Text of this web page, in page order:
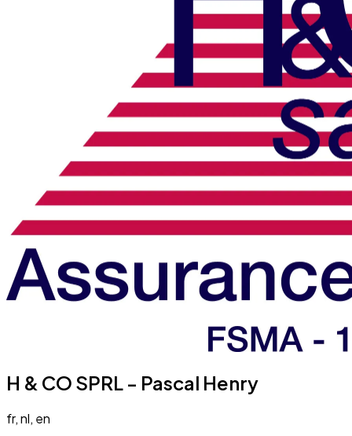
H & CO SPRL - Pascal Henry
fr, nl, en